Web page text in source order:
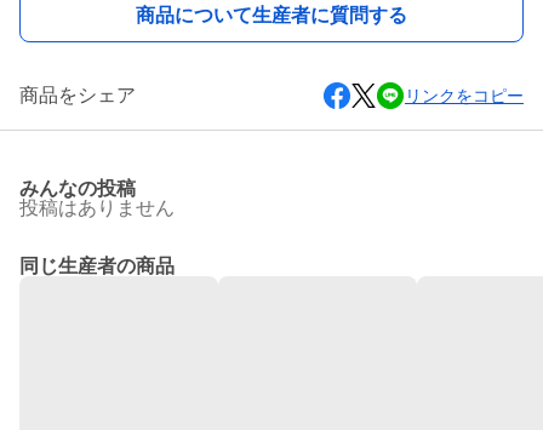
商品について生産者に質問する
商品をシェア リンクをコピー
みんなの投稿
投稿はありません
同じ生産者の商品